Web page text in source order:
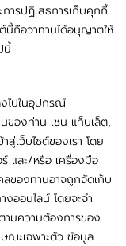
ารปฏิเสธการเก็บคุกกี้
นี้ถือว่าท่านได้อนุญาตให้
นี้
ไปในอุปกรณ์
ของท่าน เช่น แท็บเล็ต,
สู่เว็บไซต์ของเรา โดย
และ/หรือ เครื่องมือ
ของท่านอาจถูกจัดเก็บ
งออนไลน์ โดยจะจำ
ามความต้องการของ
ณะเฉพาะตัว ข้อมูล